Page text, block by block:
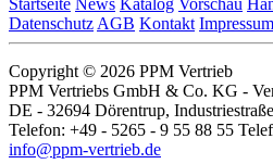
Startseite News Katalog Vorschau
Datenschutz AGB Kontakt Impressum
Copyright © 2026 PPM Vertrieb
PPM Vertriebs GmbH & Co. KG -
DE - 32694 Dörentrup,
Telefon: +49 - 5265 - 9 55 88 55
info@ppm-vertrieb.de